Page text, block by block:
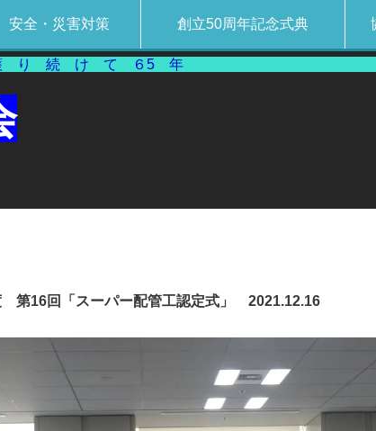
安全・災害対策 創立50周年記念式典
り 続 け て
第16回「スーパー配管工認定式」 2021.12.16